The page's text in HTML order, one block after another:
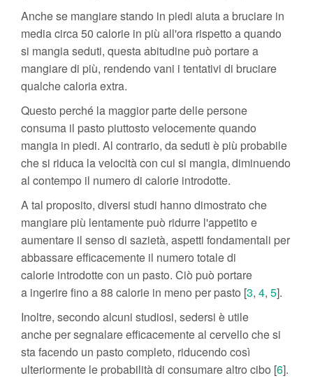
Anche se mangiare stando in piedi aiuta a bruciare in
media circa 50 calorie in più all'ora rispetto a quando
si mangia seduti, questa abitudine può portare a
mangiare di più, rendendo vani i tentativi di bruciare
qualche caloria extra.
Questo perché la maggior parte delle persone
consuma il pasto piuttosto velocemente quando
mangia in piedi. Al contrario, da seduti è più probabile
che si riduca la velocità con cui si mangia, diminuendo
al contempo il numero di calorie introdotte.
A tal proposito, diversi studi hanno dimostrato che
mangiare più lentamente può ridurre l'appetito e
aumentare il senso di sazietà, aspetti fondamentali per
abbassare efficacemente il numero totale di
calorie introdotte con un pasto. Ciò può portare
a ingerire fino a 88 calorie in meno per pasto [3, 4, 5].
Inoltre, secondo alcuni studiosi, sedersi è utile
anche per segnalare efficacemente al cervello che si
sta facendo un pasto completo, riducendo così
ulteriormente le probabilità di consumare altro cibo [6].